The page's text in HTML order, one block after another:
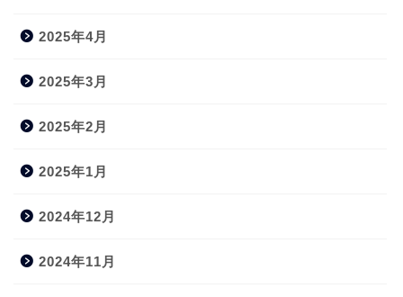
2025年4月
2025年3月
2025年2月
2025年1月
2024年12月
2024年11月